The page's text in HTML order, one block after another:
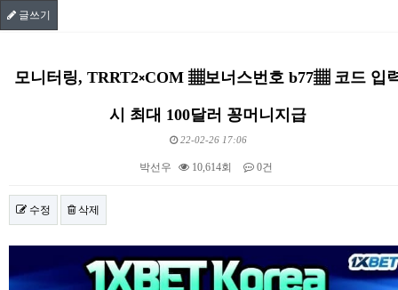
글쓰기
모니터링, TRRT2༝COM ▦보너스번호 b77▦ 코드 입
시 최대 100달러 꽁머니지급
22-02-26 17:06
박선우 10,614회 0건
수정 삭제
본문